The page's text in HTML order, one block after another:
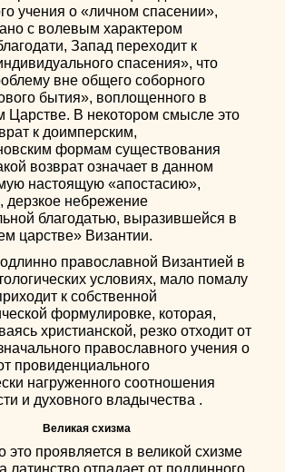
учения о «личном спасении»,
с волевым характером
Запад переходит к
спасения», что
вне общего соборного
бытия», воплощенного в
Царстве. В некотором смысле это
к доимперским,
формам существования
возврат означает в данном
настоящую «апостасию»,
дерзкое небрежение
благодатью, выразившейся в
царстве» Византии.
православной Византией в
условиях, мало помалу
к собственной
формулировке, которая,
христианской, резко отходит от
православного учения о
провиденциального
нагруженного соотношения
и духовного владычества .
Великая схизма
это проявляется в великой схизме
латинство отпадает от подлинного